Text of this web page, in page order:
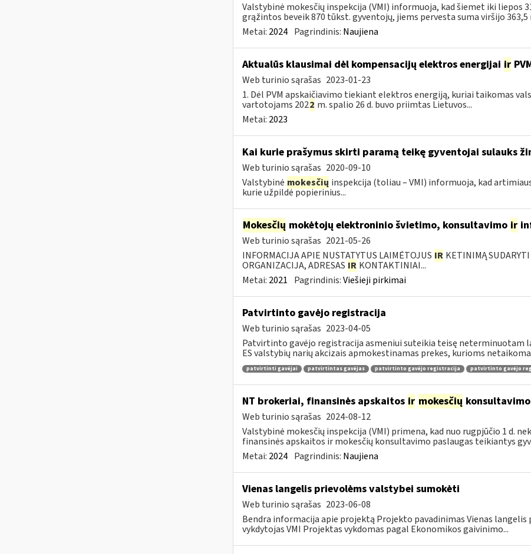
Valstybinė mokesčių inspekcija (VMI) informuoja, kad šiemet iki liepos
grąžintos beveik 870 tūkst. gyventojų, jiems pervesta suma viršijo 363,5
Metai: 2024 Pagrindinis: Naujiena
Aktualūs klausimai dėl kompensacijų elektros energijai ir
Web turinio sąrašas 2023-01-23
1. Dėl PVM apskaičiavimo tiekiant elektros energiją, kuriai taikomas
vartotojams 2022 m. spalio 26 d. buvo priimtas Lietuvos...
Metai: 2023
Kai kurie prašymus skirti paramą teikę gyventojai sulauks
Web turinio sąrašas 2020-09-10
Valstybinė mokesčių inspekcija (toliau – VMI) informuoja, kad
kurie užpildė popierinius...
Mokesčių mokėtojų elektroninio švietimo, konsultavimo ir
Web turinio sąrašas 2021-05-26
INFORMACIJA APIE NUSTATYTUS LAIMĖTOJUS IR KETINIMĄ
ORGANIZACIJA, ADRESAS IR KONTAKTINIAI...
Metai: 2021 Pagrindinis:Viešieji pirkimai
Patvirtinto gavėjo registracija
Web turinio sąrašas 2023-04-05
Patvirtinto gavėjo registracija asmeniui suteikia teisę
ES valstybių narių akcizais apmokestinamas prekes, kurioms
patvirtinti gavėjai patvirtintas gavėjas patvirtinto gavėjo registracija patvirtinto gavėjo
NT brokeriai, finansinės apskaitos ir mokesčių
Web turinio sąrašas 2024-08-12
Valstybinė mokesčių inspekcija (VMI) primena, kad nuo rugpjūčio 1 d.
finansinės apskaitos ir mokesčių konsultavimo paslaugas teikiantys
Metai: 2024 Pagrindinis: Naujiena
Vienas langelis prievolėms valstybei sumokėti
Web turinio sąrašas 2023-06-08
Bendra informacija apie projektą Projekto pavadinimas Vienas
vykdytojas VMI Projektas vykdomas pagal Ekonomikos gaivinimo...